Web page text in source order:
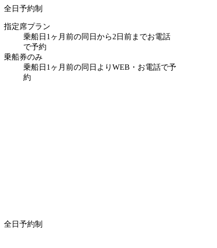
全日予約制
指定席プラン
乗船日1ヶ月前の同日から2日前までお電話
で予約
乗船券のみ
乗船日1ヶ月前の同日よりWEB・お電話で予
約
全日予約制